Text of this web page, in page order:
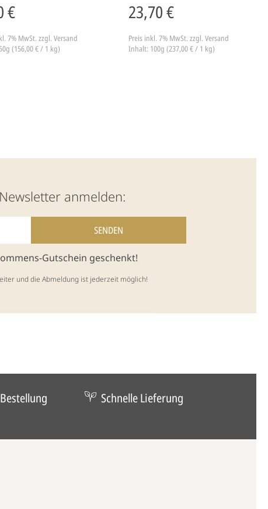
€
7% MwSt.zzgl. Versand
(156,00 € / 1 kg)
23,70 €
Preis inkl. 7% MwSt.zzgl. Versand
Inhalt: 100g (237,00 € / 1 kg)
anmelden:
Gutschein geschenkt!
und die Abmeldung ist jederzeit möglich!
Schnelle Lieferung